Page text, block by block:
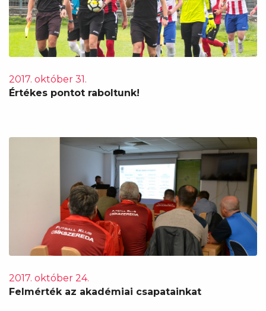
2017. október 31.
Értékes pontot raboltunk!
2017. október 24.
Felmérték az akadémiai csapatainkat